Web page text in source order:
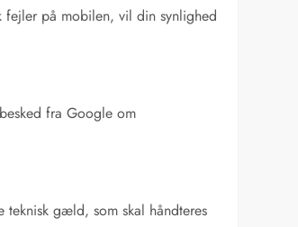
på mobilen, vil din synlighed
fra Google om
gæld, som skal håndteres